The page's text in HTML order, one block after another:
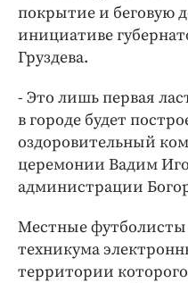
покрытие и беговую
инициативе
Груздева.
- Это лишь первая
в городе будет
оздоровительный
церемонии Вадим
администрации
Местные футболисты
техникума
территории